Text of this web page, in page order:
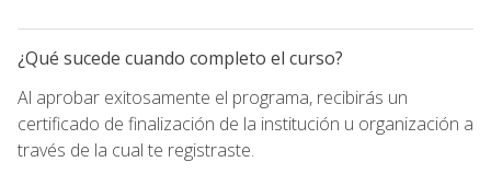
¿Qué sucede cuando completo el curso?
Al aprobar exitosamente el programa, recibirás un
certificado de finalización de la institución u organización a
través de la cual te registraste.